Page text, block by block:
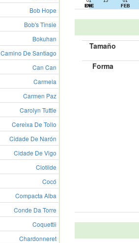
Bob Hope
Bob's Tinsie
Bokuhan
Camino De Santiago
Can Can
Carmela
Carmen Paz
Carolyn Tuttle
Cereixa De Tollo
Cidade De Narón
Cidade De Vigo
Clotilde
Cocó
Compacta Alba
Conde Da Torre
Coquettii
Chardonneret
DIC
ENE
FEB
Tamaño
Forma